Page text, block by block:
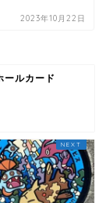
2023年10月22日
ールカード